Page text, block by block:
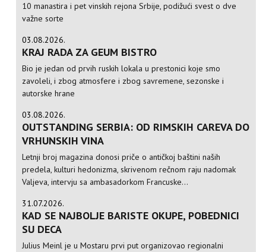
10 manastira i pet vinskih rejona Srbije, podižući svest o dve
važne sorte
03.08.2026.
KRAJ RADA ZA GEUM BISTRO
Bio je jedan od prvih ruskih lokala u prestonici koje smo
zavoleli, i zbog atmosfere i zbog savremene, sezonske i
autorske hrane
03.08.2026.
OUTSTANDING SERBIA: OD RIMSKIH CAREVA DO
VRHUNSKIH VINA
Letnji broj magazina donosi priče o antičkoj baštini naših
predela, kulturi hedonizma, skrivenom rečnom raju nadomak
Valjeva, intervju sa ambasadorkom Francuske...
31.07.2026.
KAD SE NAJBOLJE BARISTE OKUPE, POBEDNICI
SU DECA
Julius Meinl je u Mostaru prvi put organizovao regionalni